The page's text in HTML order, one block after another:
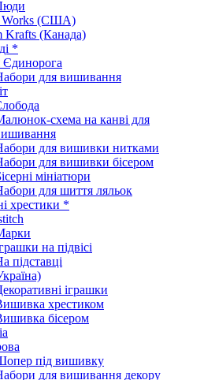
Works (США)
Krafts (Канада)
*
Єдинорога
для вишивання
схема на канві для
для вишивки нитками
для вишивки бісером
мініатюри
для шиття ляльок
хрестики *
на підвісі
підставці
іграшки
хрестиком
бісером
під вишивку
для вишивання декору